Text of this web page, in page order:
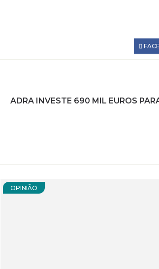
ADRA INVESTE 690 MIL EUROS
OPINIÃO